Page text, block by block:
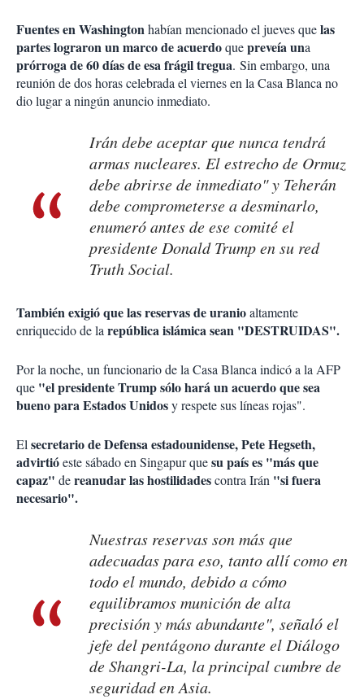
Fuentes en Washingtonhabían mencionado el jueves quelas
partes lograron un marco de acuerdoquepreveía una
prórroga de 60 días de esa frágil tregua. Sin embargo, una
reunión de dos horas celebrada el viernes en la Casa Blanca no
dio lugar a ningún anuncio inmediato.
Irán debe aceptar que nunca tendrá
armas nucleares. El estrecho de Ormuz
debe abrirse de inmediato" y Teherán
debe comprometerse a desminarlo,
enumeró antes de ese comité el
presidente Donald Trump en su red
Truth Social.
También exigió que las reservas de uranioaltamente
enriquecido de larepública islámica sean "DESTRUIDAS".
Por la noche, un funcionario de la Casa Blanca indicó a la AFP
que "el presidente Trump sólo hará un acuerdo que sea
bueno para Estados Unidosy respete sus líneas rojas".
Elsecretario de Defensa estadounidense, Pete Hegseth,
advirtióeste sábado en Singapur quesu país es "más que
capaz" dereanudar las hostilidadescontra Irán "si fuera
necesario".
Nuestras reservas son más que
adecuadas para eso, tanto allí como en
todo el mundo, debido a cómo
equilibramos munición de alta
precisión y más abundante", señaló el
jefe del pentágono durante el Diálogo
de Shangri-La, la principal cumbre de
seguridad en Asia.